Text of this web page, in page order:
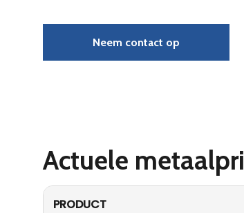
Neem contact op
Actuele
PRODUCT